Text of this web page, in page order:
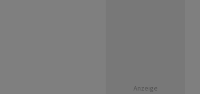
Anzeige